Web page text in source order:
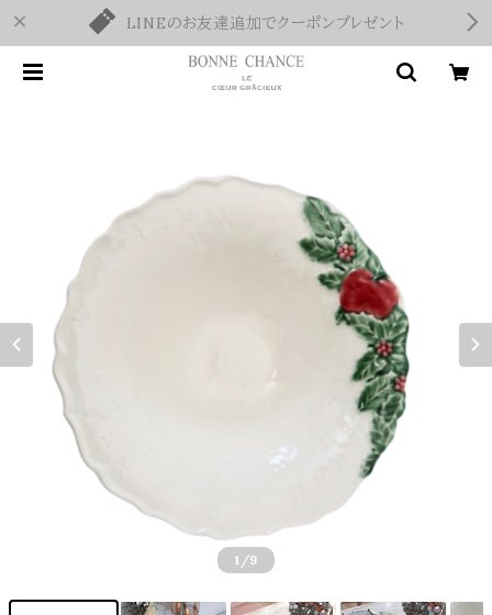
LINEのお友達追加でクーポンプレゼント
1 /9